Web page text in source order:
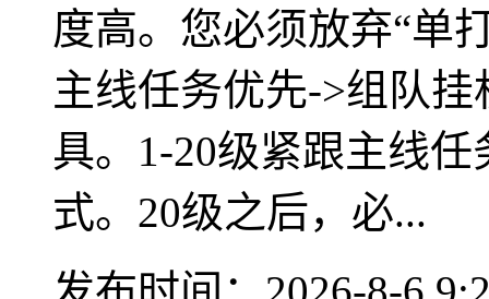
度高。您必须放弃“单
主线任务优先->组队
具。1-20级紧跟主线
式。20级之后，必...